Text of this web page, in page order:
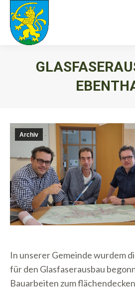
Archiv
In unserer Gemeinde wurdem
für den Glasfaserausbau
Bauarbeiten zum